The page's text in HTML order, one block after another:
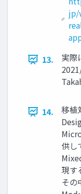
jp/
13.
実際
14.
移植
供し
現す
その